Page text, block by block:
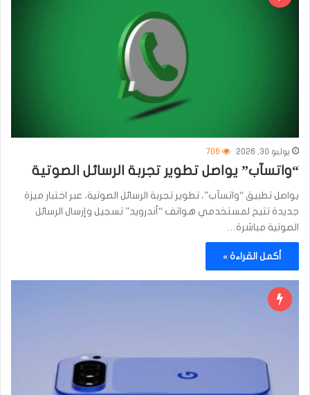
يوليو 30, 2026 706
“واتسآب” يواصل تطوير تجربة الرسائل الصوتية
يواصل تطبيق “واتسآب”، تطوير تجربة الرسائل الصوتية، عبر اختبار ميزة
جديدة تتيح لمستخدمي هواتف “أندرويد” تسجيل وإرسال الرسائل
الصوتية مباشرة…
أكمل القراءة »